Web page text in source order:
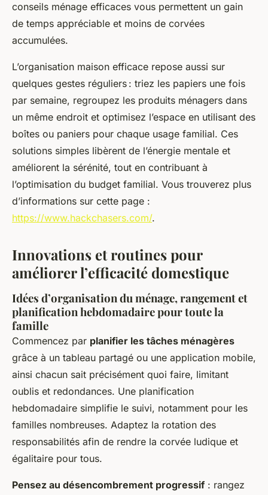
conseils ménage efficaces vous permettent un gain
de temps appréciable et moins de corvées
accumulées.
L’organisation maison efficace repose aussi sur
quelques gestes réguliers : triez les papiers une fois
par semaine, regroupez les produits ménagers dans
un même endroit et optimisez l’espace en utilisant des
boîtes ou paniers pour chaque usage familial. Ces
solutions simples libèrent de l’énergie mentale et
améliorent la sérénité, tout en contribuant à
l’optimisation du budget familial. Vous trouverez plus
d’informations sur cette page :
https://www.hackchasers.com/.
Innovations et routines pour
améliorer l’efficacité domestique
Idées d’organisation du ménage, rangement et
planification hebdomadaire pour toute la
famille
Commencez par planifier les tâches ménagères
grâce à un tableau partagé ou une application mobile,
ainsi chacun sait précisément quoi faire, limitant
oublis et redondances. Une planification
hebdomadaire simplifie le suivi, notamment pour les
familles nombreuses. Adaptez la rotation des
responsabilités afin de rendre la corvée ludique et
égalitaire pour tous.
Pensez au désencombrement progressif : rangez